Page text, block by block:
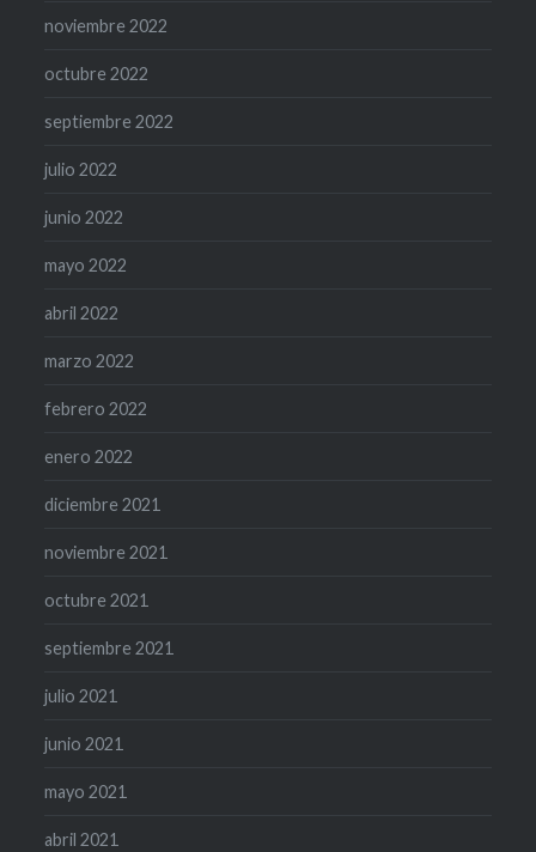
noviembre 2022
octubre 2022
septiembre 2022
julio 2022
junio 2022
mayo 2022
abril 2022
marzo 2022
febrero 2022
enero 2022
diciembre 2021
noviembre 2021
octubre 2021
septiembre 2021
julio 2021
junio 2021
mayo 2021
abril 2021